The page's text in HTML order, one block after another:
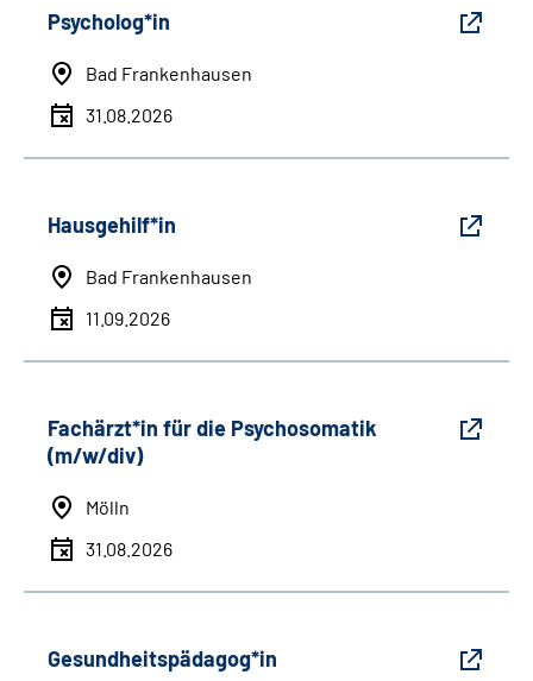
Psycholog*in
Bad Frankenhausen
31.08.2026
Hausgehilf*in
Bad Frankenhausen
11.09.2026
Fachärzt*in für die Psychosomatik
(m/w/div)
Mölln
31.08.2026
Gesundheitspädagog*in